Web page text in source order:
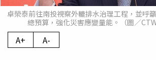
卓榮泰前往南投視察外轆排水治理工程，並呼
總預算，強化災害應變量能。（圖／
A+ A-